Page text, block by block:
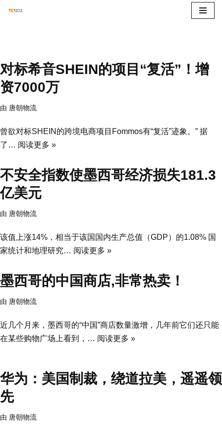
文
对标希音SHEIN的项目“复活”！增
资7000万
由 唐朝物流
曾欲对标SHEIN的跨境电商项目Fommos有“复活”迹象。” 据
了… 阅读更多 »
不安全指数使墨西哥经济损失181.3
亿美元
由 唐朝物流
该值上涨14%，相当于该国国内生产总值（GDP）的1.08% 国
家统计和地理研究… 阅读更多 »
墨西哥的中国商店,非常热卖！
由 唐朝物流
近几个月来，墨西哥的“中国”商店数量激增，几年前它们还只能
在某些购物广场上看到，… 阅读更多 »
华为：美国制裁，绕道拉美，遥遥领
先
由 唐朝物流